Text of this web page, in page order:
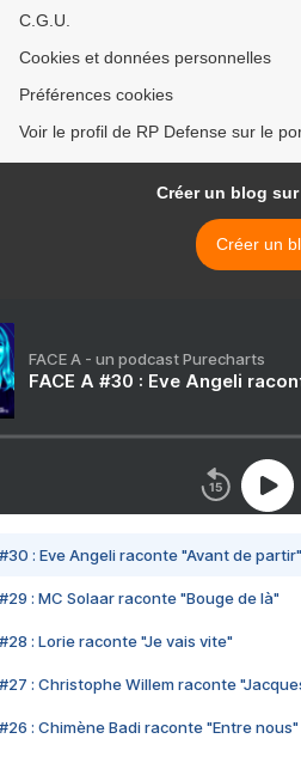
C.G.U.
Cookies et données personnelles
Préférences cookies
Voir le profil de RP Defense sur le
Créer un blog
Créer un
FACE A - un podcast Purecharts
FACE A #30 : Eve Angeli
#30 : Eve Angeli raconte "Avant de partir"
#29 : MC Solaar raconte "Bouge de là"
#28 : Lorie raconte "Je vais vite"
#27 : Christophe Willem raconte
#26 : Chimène Badi raconte "Entre nous"